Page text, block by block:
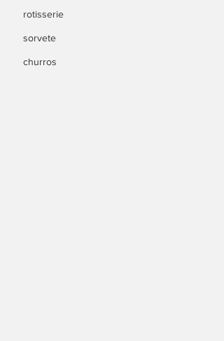
rotisserie
sorvete
churros